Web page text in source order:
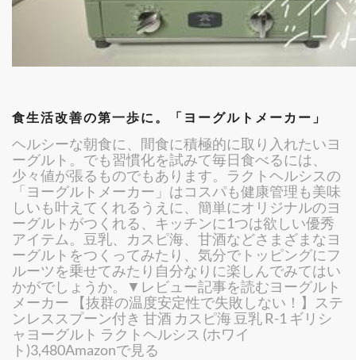
食生活改善の第一歩に。「ヨーグルトメーカー」
ヘルシーな朝食に、間食に積極的に取り入れたいヨ
ーグルト。でも習慣化を試みて毎日食べるには、
少々値が張るものでもあります。ラクトヘルシスの
「ヨーグルトメーカー」はコスパも健康管理も美味
しいも叶えてくれるうえに、簡単にオリジナルのヨ
ーグルトがつくれる、キッチンに1つは欲しい優秀
アイテム。豆乳、カスピ海、甘酒などさまざまなヨ
ーグルトをつくってみたり、気分でトッピングにフ
ルーツを乗せてみたり自分なりに楽しんでみてはい
かがでしょうか。▼レビュー記事を読むヨーグルト
メーカー 【抜群の温度安定性で失敗しない！】ステ
ンレススプーン付き 甘酒 カスピ海 豆乳 R-1 ギリシ
ャヨーグルト ラクトヘルシス (ホワイ
ト)3,480Amazonで見る